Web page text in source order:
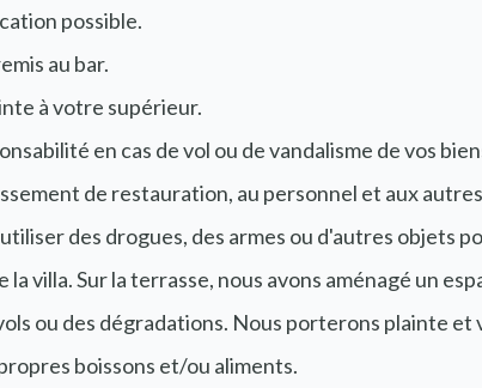
possible.
au bar.
à votre supérieur.
en cas de vol ou de vandalisme de vos
de restauration, au personnel et aux
des drogues, des armes ou d'autres objets
villa. Sur la terrasse, nous avons aménagé un
ou des dégradations. Nous porterons plainte et
boissons et/ou aliments.